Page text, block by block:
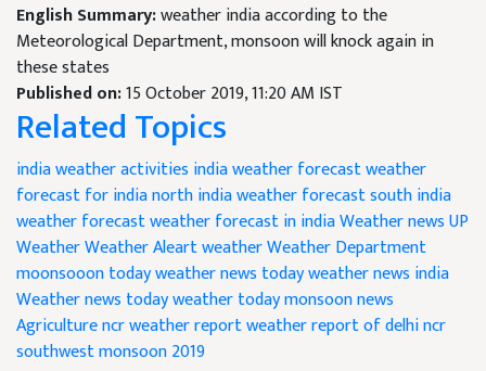
English Summary:weather india according to the
Meteorological Department, monsoon will knock again in
these states
Published on:15 October 2019, 11:20 AM IST
Related Topics
india weather activities india weather forecastweather
forecast for indianorth india weather forecastsouth india
weather forecastweather forecast in indiaWeather newsUP
WeatherWeather AleartweatherWeather Department
moonsooontoday weather news today weather news india
Weather news todayweather today monsoon news
Agriculturencr weather reportweather report of delhi ncr
southwest monsoon 2019